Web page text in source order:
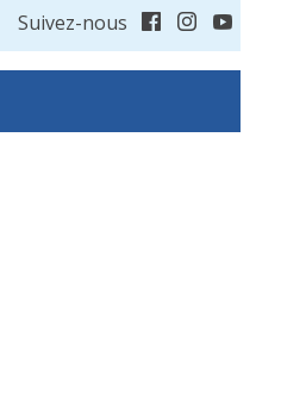
Suivez-nous